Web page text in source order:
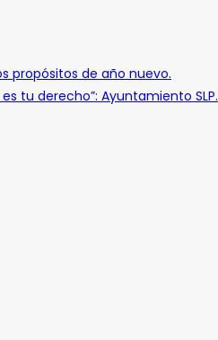
propósitos de año nuevo.
tu derecho”: Ayuntamiento SLP.